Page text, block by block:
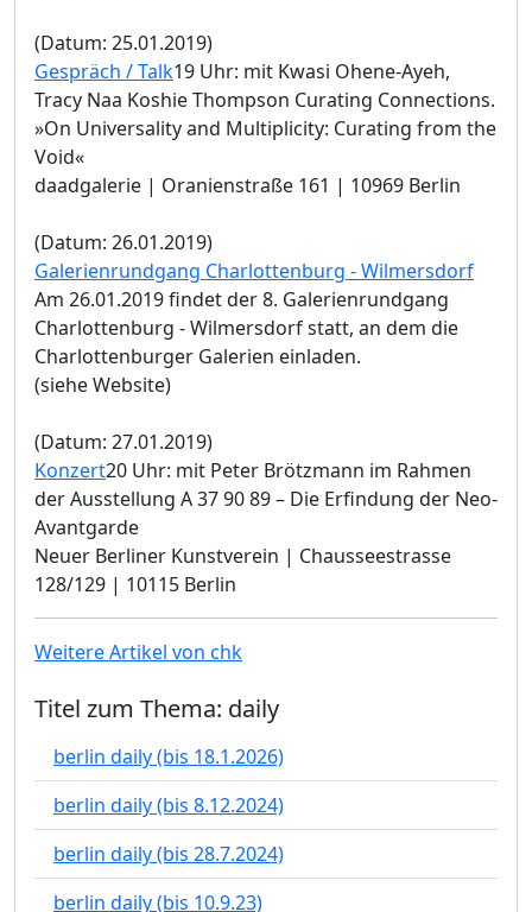
(Datum: 25.01.2019)
Gespräch / Talk19 Uhr: mit Kwasi Ohene-Ayeh,
Tracy Naa Koshie Thompson Curating Connections.
»On Universality and Multiplicity: Curating from the
Void«
daadgalerie | Oranienstraße 161 | 10969 Berlin
(Datum: 26.01.2019)
Galerienrundgang Charlottenburg - Wilmersdorf
Am 26.01.2019 findet der 8. Galerienrundgang
Charlottenburg - Wilmersdorf statt, an dem die
Charlottenburger Galerien einladen.
(siehe Website)
(Datum: 27.01.2019)
Konzert20 Uhr: mit Peter Brötzmann im Rahmen
der Ausstellung A 37 90 89 – Die Erfindung der Neo-
Avantgarde
Neuer Berliner Kunstverein | Chausseestrasse
128/129 | 10115 Berlin
Weitere Artikel von chk
Titel zum Thema: daily
berlin daily (bis 18.1.2026)
berlin daily (bis 8.12.2024)
berlin daily (bis 28.7.2024)
berlin daily (bis 10.9.23)